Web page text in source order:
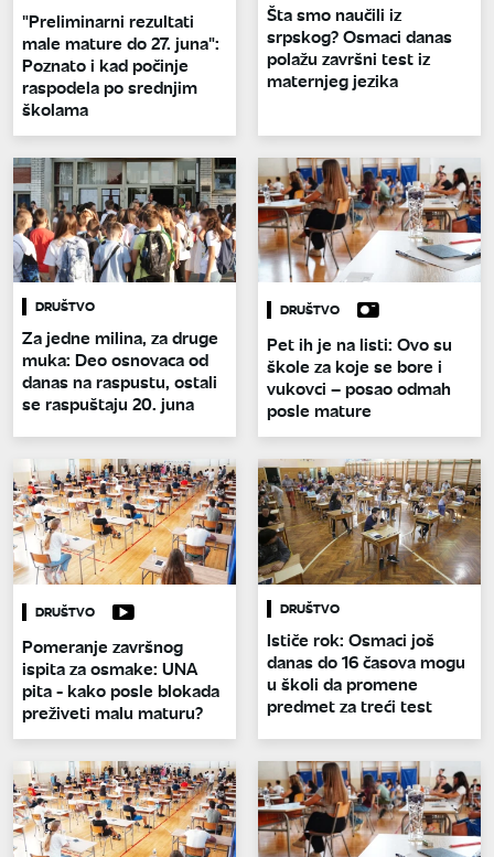
"Preliminarni rezultati
male mature do 27. juna":
Poznato i kad počinje
raspodela po srednjim
školama
Šta smo naučili iz
srpskog? Osmaci danas
polažu završni test iz
maternjeg jezika
DRUŠTVO
Za jedne milina, za druge
muka: Deo osnovaca od
danas na raspustu, ostali
se raspuštaju 20. juna
DRUŠTVO
Pet ih je na listi: Ovo su
škole za koje se bore i
vukovci – posao odmah
posle mature
DRUŠTVO
Pomeranje završnog
ispita za osmake: UNA
pita - kako posle blokada
preživeti malu maturu?
DRUŠTVO
Ističe rok: Osmaci još
danas do 16 časova mogu
u školi da promene
predmet za treći test